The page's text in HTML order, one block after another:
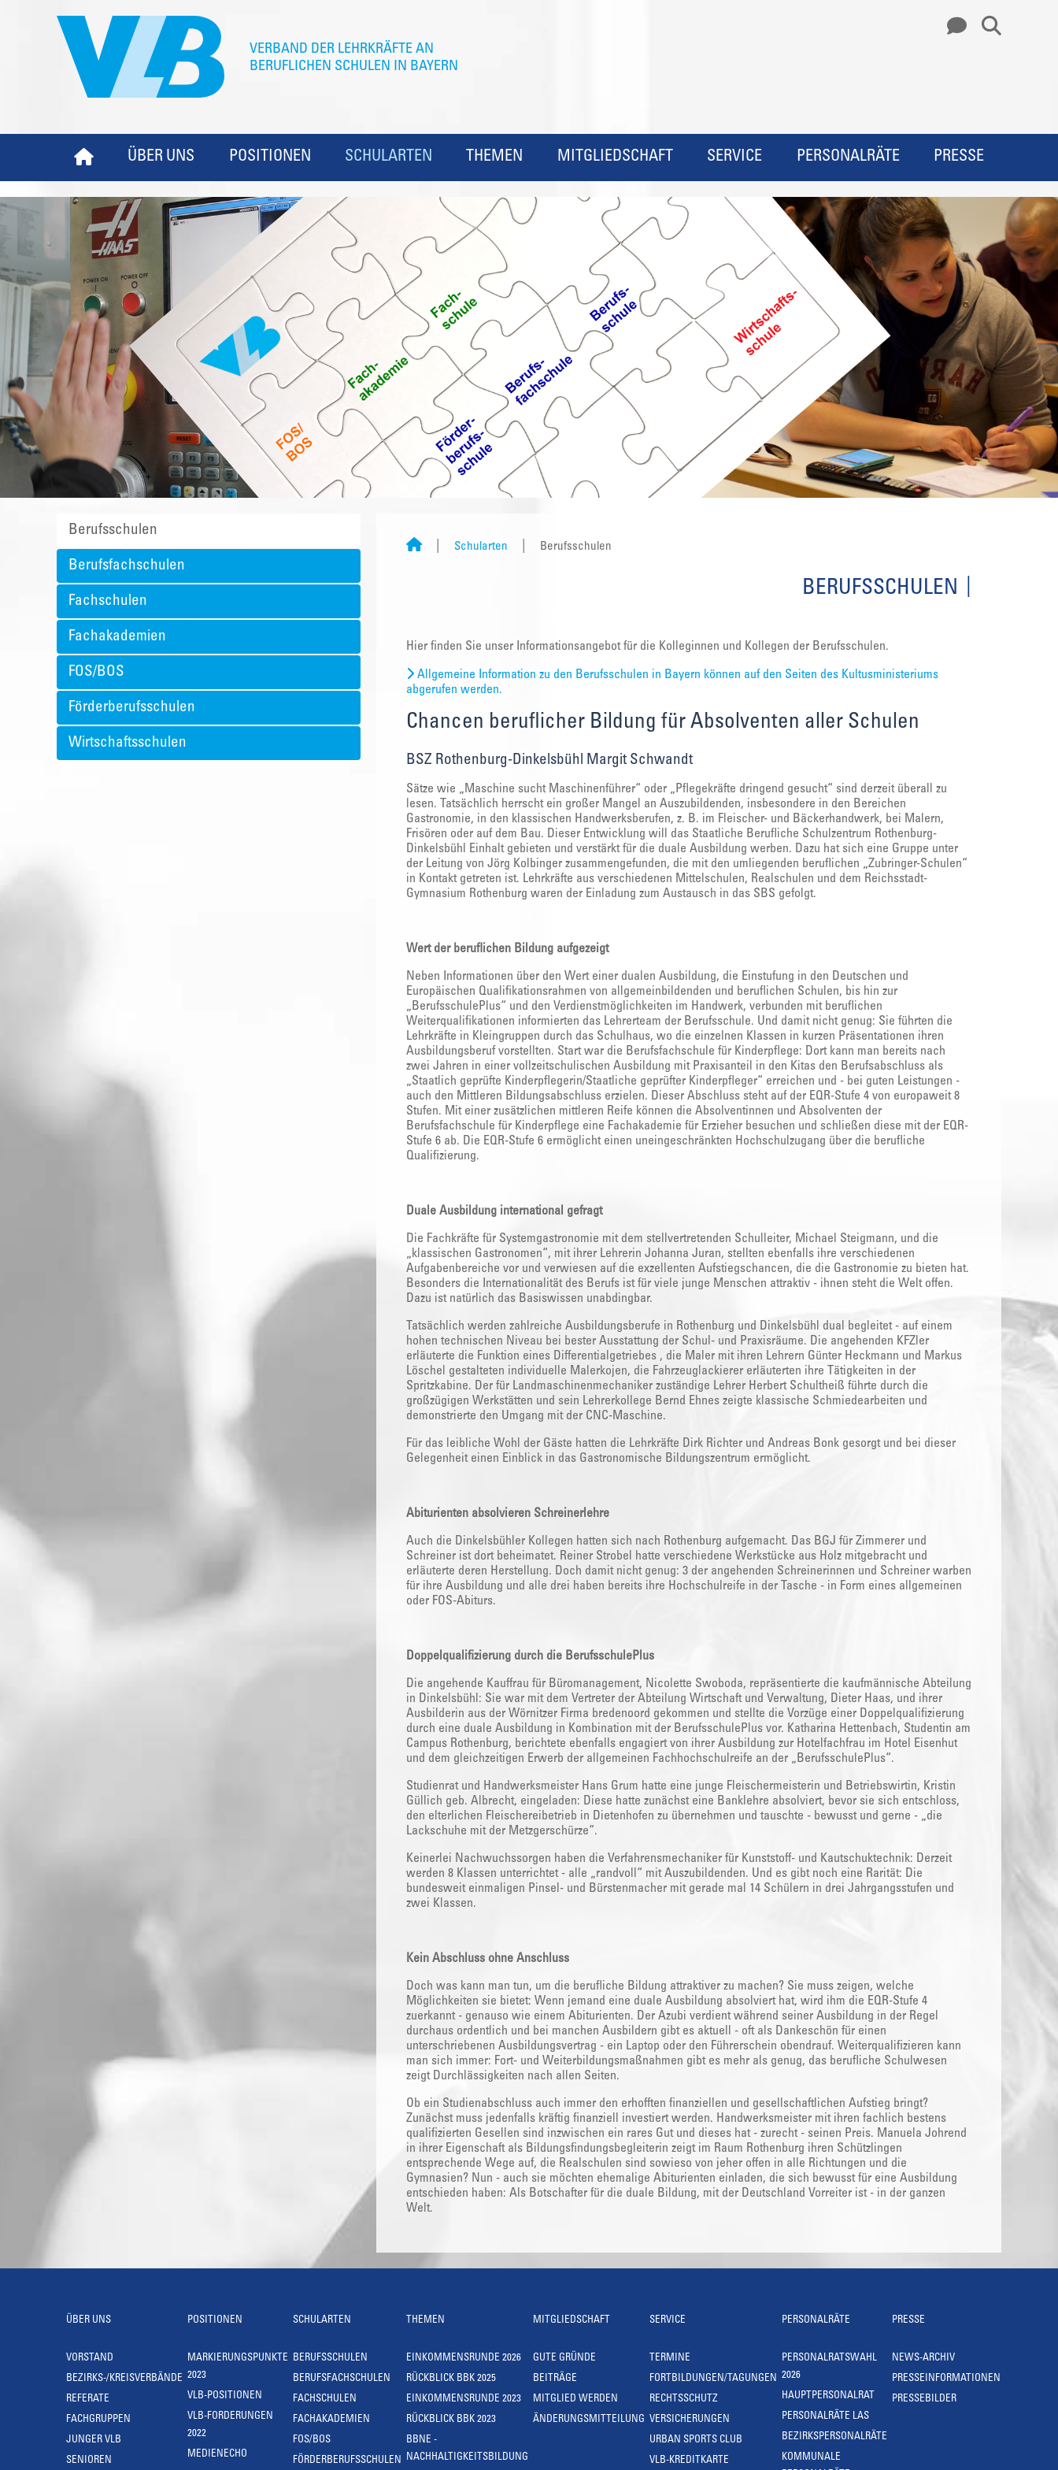
ÜBER UNS POSITIONEN SCHULARTEN THEMEN MITGLIEDSCHAFT SERVICE PERSONALRÄTE PRESSE
Berufsschulen
Berufsfachschulen
Fachschulen
Fachakademien
FOS/BOS
Förderberufsschulen
Wirtschaftsschulen
Schularten Berufsschulen
BERUFSSCHULEN
Hier finden Sie unser Informationsangebot für die Kolleginnen und Kollegen der Berufsschulen.
Allgemeine Information zu den Berufsschulen in Bayern können auf den Seiten des Kultusministeriums
abgerufen werden.
Chancen beruflicher Bildung für Absolventen aller Schulen
BSZ Rothenburg-Dinkelsbühl Margit Schwandt
Sätze wie „Maschine sucht Maschinenführer“ oder „Pflegekräfte dringend gesucht“ sind derzeit überall zu
lesen. Tatsächlich herrscht ein großer Mangel an Auszubildenden, insbesondere in den Bereichen
Gastronomie, in den klassischen Handwerksberufen, z. B. im Fleischer- und Bäckerhandwerk, bei Malern,
Frisören oder auf dem Bau. Dieser Entwicklung will das Staatliche Berufliche Schulzentrum Rothenburg-
Dinkelsbühl Einhalt gebieten und verstärkt für die duale Ausbildung werben. Dazu hat sich eine Gruppe unter
der Leitung von Jörg Kolbinger zusammengefunden, die mit den umliegenden beruflichen „Zubringer-Schulen“
in Kontakt getreten ist. Lehrkräfte aus verschiedenen Mittelschulen, Realschulen und dem Reichsstadt-
Gymnasium Rothenburg waren der Einladung zum Austausch in das SBS gefolgt.
Wert der beruflichen Bildung aufgezeigt
Neben Informationen über den Wert einer dualen Ausbildung, die Einstufung in den Deutschen und
Europäischen Qualifikationsrahmen von allgemeinbildenden und beruflichen Schulen, bis hin zur
„BerufsschulePlus“ und den Verdienstmöglichkeiten im Handwerk, verbunden mit beruflichen
Weiterqualifikationen informierten das Lehrerteam der Berufsschule. Und damit nicht genug: Sie führten die
Lehrkräfte in Kleingruppen durch das Schulhaus, wo die einzelnen Klassen in kurzen Präsentationen ihren
Ausbildungsberuf vorstellten. Start war die Berufsfachschule für Kinderpflege: Dort kann man bereits nach
zwei Jahren in einer vollzeitschulischen Ausbildung mit Praxisanteil in den Kitas den Berufsabschluss als
„Staatlich geprüfte Kinderpflegerin/Staatliche geprüfter Kinderpfleger“ erreichen und - bei guten Leistungen -
auch den Mittleren Bildungsabschluss erzielen. Dieser Abschluss steht auf der EQR-Stufe 4 von europaweit 8
Stufen. Mit einer zusätzlichen mittleren Reife können die Absolventinnen und Absolventen der
Berufsfachschule für Kinderpflege eine Fachakademie für Erzieher besuchen und schließen diese mit der EQR-
Stufe 6 ab. Die EQR-Stufe 6 ermöglicht einen uneingeschränkten Hochschulzugang über die berufliche
Qualifizierung.
Duale Ausbildung international gefragt
Die Fachkräfte für Systemgastronomie mit dem stellvertretenden Schulleiter, Michael Steigmann, und die
„klassischen Gastronomen“, mit ihrer Lehrerin Johanna Juran, stellten ebenfalls ihre verschiedenen
Aufgabenbereiche vor und verwiesen auf die exzellenten Aufstiegschancen, die die Gastronomie zu bieten hat.
Besonders die Internationalität des Berufs ist für viele junge Menschen attraktiv - ihnen steht die Welt offen.
Dazu ist natürlich das Basiswissen unabdingbar.
Tatsächlich werden zahlreiche Ausbildungsberufe in Rothenburg und Dinkelsbühl dual begleitet - auf einem
hohen technischen Niveau bei bester Ausstattung der Schul- und Praxisräume. Die angehenden KFZler
erläuterte die Funktion eines Differentialgetriebes , die Maler mit ihren Lehrern Günter Heckmann und Markus
Löschel gestalteten individuelle Malerkojen, die Fahrzeuglackierer erläuterten ihre Tätigkeiten in der
Spritzkabine. Der für Landmaschinenmechaniker zuständige Lehrer Herbert Schultheiß führte durch die
großzügigen Werkstätten und sein Lehrerkollege Bernd Ehnes zeigte klassische Schmiedearbeiten und
demonstrierte den Umgang mit der CNC-Maschine.
Für das leibliche Wohl der Gäste hatten die Lehrkräfte Dirk Richter und Andreas Bonk gesorgt und bei dieser
Gelegenheit einen Einblick in das Gastronomische Bildungszentrum ermöglicht.
Abiturienten absolvieren Schreinerlehre
Auch die Dinkelsbühler Kollegen hatten sich nach Rothenburg aufgemacht. Das BGJ für Zimmerer und
Schreiner ist dort beheimatet. Reiner Strobel hatte verschiedene Werkstücke aus Holz mitgebracht und
erläuterte deren Herstellung. Doch damit nicht genug: 3 der angehenden Schreinerinnen und Schreiner warben
für ihre Ausbildung und alle drei haben bereits ihre Hochschulreife in der Tasche - in Form eines allgemeinen
oder FOS-Abiturs.
Doppelqualifizierung durch die BerufsschulePlus
Die angehende Kauffrau für Büromanagement, Nicolette Swoboda, repräsentierte die kaufmännische Abteilung
in Dinkelsbühl: Sie war mit dem Vertreter der Abteilung Wirtschaft und Verwaltung, Dieter Haas, und ihrer
Ausbilderin aus der Wörnitzer Firma bredenoord gekommen und stellte die Vorzüge einer Doppelqualifizierung
durch eine duale Ausbildung in Kombination mit der BerufsschulePlus vor. Katharina Hettenbach, Studentin am
Campus Rothenburg, berichtete ebenfalls engagiert von ihrer Ausbildung zur Hotelfachfrau im Hotel Eisenhut
und dem gleichzeitigen Erwerb der allgemeinen Fachhochschulreife an der „BerufsschulePlus“.
Studienrat und Handwerksmeister Hans Grum hatte eine junge Fleischermeisterin und Betriebswirtin, Kristin
Güllich geb. Albrecht, eingeladen: Diese hatte zunächst eine Banklehre absolviert, bevor sie sich entschloss,
den elterlichen Fleischereibetrieb in Dietenhofen zu übernehmen und tauschte - bewusst und gerne - „die
Lackschuhe mit der Metzgerschürze“.
Keinerlei Nachwuchssorgen haben die Verfahrensmechaniker für Kunststoff- und Kautschuktechnik: Derzeit
werden 8 Klassen unterrichtet - alle „randvoll“ mit Auszubildenden. Und es gibt noch eine Rarität: Die
bundesweit einmaligen Pinsel- und Bürstenmacher mit gerade mal 14 Schülern in drei Jahrgangsstufen und
zwei Klassen.
Kein Abschluss ohne Anschluss
Doch was kann man tun, um die berufliche Bildung attraktiver zu machen? Sie muss zeigen, welche
Möglichkeiten sie bietet: Wenn jemand eine duale Ausbildung absolviert hat, wird ihm die EQR-Stufe 4
zuerkannt - genauso wie einem Abiturienten. Der Azubi verdient während seiner Ausbildung in der Regel
durchaus ordentlich und bei manchen Ausbildern gibt es aktuell - oft als Dankeschön für einen
unterschriebenen Ausbildungsvertrag - ein Laptop oder den Führerschein obendrauf. Weiterqualifizieren kann
man sich immer: Fort- und Weiterbildungsmaßnahmen gibt es mehr als genug, das berufliche Schulwesen
zeigt Durchlässigkeiten nach allen Seiten.
Ob ein Studienabschluss auch immer den erhofften finanziellen und gesellschaftlichen Aufstieg bringt?
Zunächst muss jedenfalls kräftig finanziell investiert werden. Handwerksmeister mit ihren fachlich bestens
qualifizierten Gesellen sind inzwischen ein rares Gut und dieses hat - zurecht - seinen Preis. Manuela Johrend
in ihrer Eigenschaft als Bildungsfindungsbegleiterin zeigt im Raum Rothenburg ihren Schützlingen
entsprechende Wege auf, die Realschulen sind sowieso von jeher offen in alle Richtungen und die
Gymnasien? Nun - auch sie möchten ehemalige Abiturienten einladen, die sich bewusst für eine Ausbildung
entschieden haben: Als Botschafter für die duale Bildung, mit der Deutschland Vorreiter ist - in der ganzen
Welt.
ÜBER UNS
VORSTAND
BEZIRKS-/KREISVERBÄNDE
REFERATE
FACHGRUPPEN
JUNGER VLB
SENIOREN
POSITIONEN
MARKIERUNGSPUNKTE
2023
VLB-POSITIONEN
VLB-FORDERUNGEN
2022
MEDIENECHO
SCHULARTEN
BERUFSSCHULEN
BERUFSFACHSCHULEN
FACHSCHULEN
FACHAKADEMIEN
FOS/BOS
FÖRDERBERUFSSCHULEN
THEMEN
EINKOMMENSRUNDE 2026
RÜCKBLICK BBK 2025
EINKOMMENSRUNDE 2023
RÜCKBLICK BBK 2023
BBNE -
NACHHALTIGKEITSBILDUNG
MITGLIEDSCHAFT
GUTE GRÜNDE
BEITRÄGE
MITGLIED WERDEN
ÄNDERUNGSMITTEILUNG
SERVICE
TERMINE
FORTBILDUNGEN/TAGUNGEN
RECHTSSCHUTZ
VERSICHERUNGEN
URBAN SPORTS CLUB
VLB-KREDITKARTE
PERSONALRÄTE
PERSONALRATSWAHL
2026
HAUPTPERSONALRAT
PERSONALRÄTE LAS
BEZIRKSPERSONALRÄTE
KOMMUNALE
PRESSE
NEWS-ARCHIV
PRESSEINFORMATIONEN
PRESSEBILDER